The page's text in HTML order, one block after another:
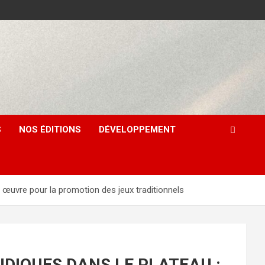
NOS ÉDITIONS DÉVELOPPEMENT
œuvre pour la promotion des jeux traditionnels